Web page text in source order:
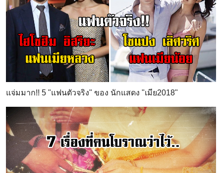
แจ่มมาก!! 5 "แฟนตัวจริง" ของ นักแสดง "เมีย2018"